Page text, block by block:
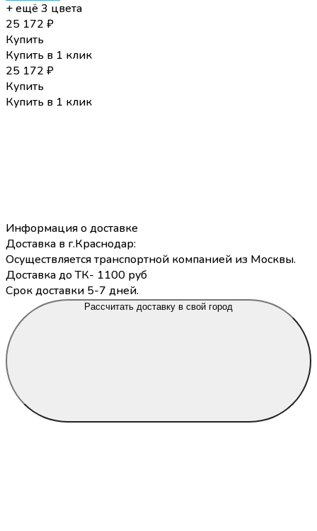
+ ещё 3 цвета
25 172 ₽
Купить
Купить в 1 клик
25 172 ₽
Купить
Купить в 1 клик
Информация о доставке
Доставка в г.Краснодар:
Осуществляется транспортной компанией из Москвы.
Доставка до ТК- 1100 руб
Срок доставки 5-7 дней.
Рассчитать доставку в свой город